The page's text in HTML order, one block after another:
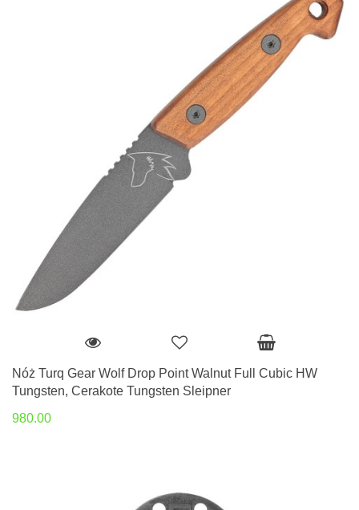
Nóż Turq Gear Wolf Drop Point Walnut Full Cubic HW
Tungsten, Cerakote Tungsten Sleipner
980.00